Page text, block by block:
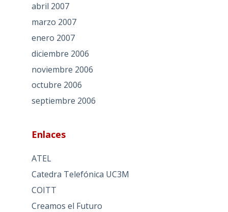
abril 2007
marzo 2007
enero 2007
diciembre 2006
noviembre 2006
octubre 2006
septiembre 2006
Enlaces
ATEL
Catedra Telefónica UC3M
COITT
Creamos el Futuro